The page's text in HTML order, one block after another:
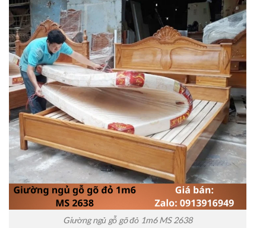
Giường ngủ gỗ gõ đỏ 1m6 MS 2638